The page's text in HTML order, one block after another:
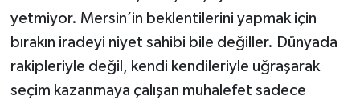
yetmiyor. Mersin’in beklentilerini yapmak için
bırakın iradeyi niyet sahibi bile değiller. Dünyada
rakipleriyle değil, kendi kendileriyle uğraşarak
seçim kazanmaya çalışan muhalefet sadece